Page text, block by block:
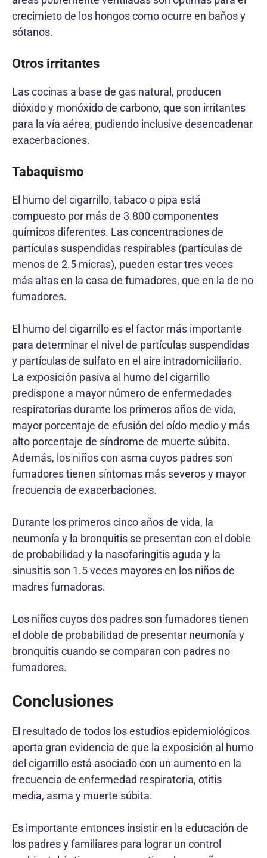
crecimieto de los hongos como ocurre en baños y
sótanos.
Otros irritantes
Las cocinas a base de gas natural, producen
dióxido y monóxido de carbono, que son irritantes
para la vía aérea, pudiendo inclusive desencadenar
exacerbaciones.
Tabaquismo
El humo del cigarrillo, tabaco o pipa está
compuesto por más de 3.800 componentes
químicos diferentes. Las concentraciones de
partículas suspendidas respirables (partículas de
menos de 2.5 micras), pueden estar tres veces
más altas en la casa de fumadores, que en la de no
fumadores.
El humo del cigarrillo es el factor más importante
para determinar el nivel de partículas suspendidas
y partículas de sulfato en el aire intradomiciliario.
La exposición pasiva al humo del cigarrillo
predispone a mayor número de enfermedades
respiratorias durante los primeros años de vida,
mayor porcentaje de efusión del oído medio y más
alto porcentaje de síndrome de muerte súbita.
Además, los niños con asma cuyos padres son
fumadores tienen síntomas más severos y mayor
frecuencia de exacerbaciones.
Durante los primeros cinco años de vida, la
neumonía y la bronquitis se presentan con el doble
de probabilidad y la nasofaringitis aguda y la
sinusitis son 1.5 veces mayores en los niños de
madres fumadoras.
Los niños cuyos dos padres son fumadores tienen
el doble de probabilidad de presentar neumonía y
bronquitis cuando se comparan con padres no
fumadores.
Conclusiones
El resultado de todos los estudios epidemiológicos
aporta gran evidencia de que la exposición al humo
del cigarrillo está asociado con un aumento en la
frecuencia de enfermedad respiratoria, otitis
media, asma y muerte súbita.
Es importante entonces insistir en la educación de
los padres y familiares para lograr un control